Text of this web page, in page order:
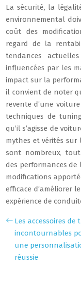
La sécurité, la
environnemental
coût des
regard de la
tendances
influencées par les
impact sur la
il convient de noter
revente d’une
techniques de
qu’il s’agisse de
mythes et vérités
sont nombreux, tout
des performances
modifications
efficace d’améliorer
expérience de
Les accessoires de
incontournables
une
réussie